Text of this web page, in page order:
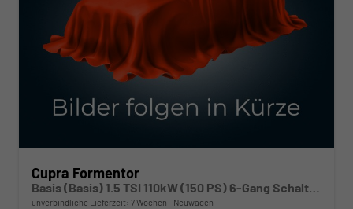
Cupra Formentor
Basis (Basis) 1.5 TSI 110kW (150 PS) 6-Gang Schaltgetriebe
unverbindliche Lieferzeit: 7 Wochen Neuwagen